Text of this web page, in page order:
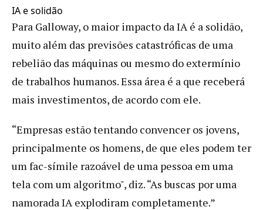
IA e solidão
Para Galloway, o maior impacto da IA é a solidão,
muito além das previsões catastróficas de uma
rebelião das máquinas ou mesmo do extermínio
de trabalhos humanos. Essa área é a que receberá
mais investimentos, de acordo com ele.
“Empresas estão tentando convencer os jovens,
principalmente os homens, de que eles podem ter
um fac-símile razoável de uma pessoa em uma
tela com um algoritmo", diz. “As buscas por uma
namorada IA ​​explodiram completamente.”